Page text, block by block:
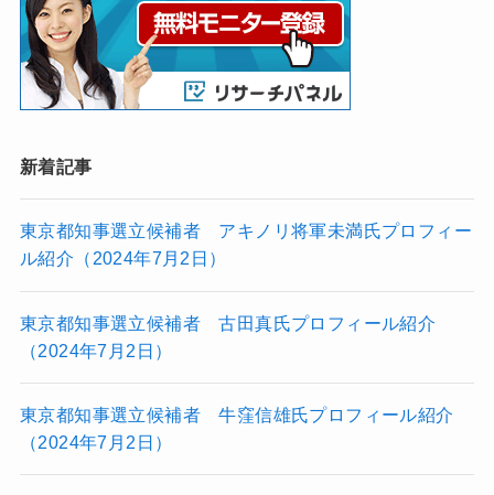
新着記事
東京都知事選立候補者 アキノリ将軍未満氏プロフィー
ル紹介（2024年7月2日）
東京都知事選立候補者 古田真氏プロフィール紹介
（2024年7月2日）
東京都知事選立候補者 牛窪信雄氏プロフィール紹介
（2024年7月2日）